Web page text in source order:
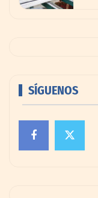
SÍGUENOS